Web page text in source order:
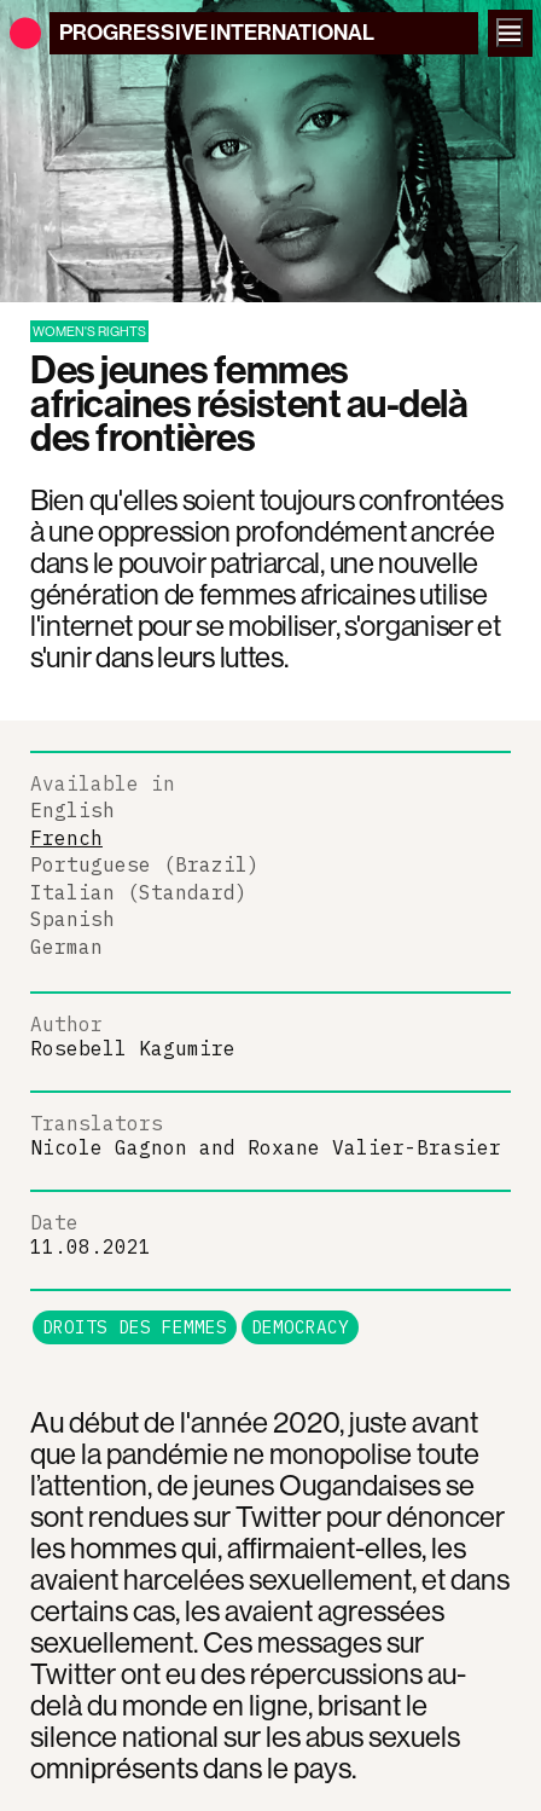
PROGRESSIVEINTERNATIONAL
WOMEN'S RIGHTS
Des jeunes femmes
africaines résistent au-delà
des frontières
Bien qu'elles soient toujours confrontées
à une oppression profondément ancrée
dans le pouvoir patriarcal, une nouvelle
génération de femmes africaines utilise
l'internet pour se mobiliser, s'organiser et
s'unir dans leurs luttes.
Au début de l'année 2020, juste avant
que la pandémie ne monopolise toute
l’attention, de jeunes Ougandaises se
sont rendues sur Twitter pour dénoncer
les hommes qui, affirmaient-elles, les
avaient harcelées sexuellement, et dans
certains cas, les avaient agressées
sexuellement. Ces messages sur
Twitter ont eu des répercussions au-
delà du monde en ligne, brisant le
silence national sur les abus sexuels
omniprésents dans le pays.
Available in
English
French
Portuguese (Brazil)
Italian (Standard)
Spanish
German
Author
Rosebell Kagumire
Translators
Nicole Gagnon and Roxane Valier-Brasier
Date
11.08.2021
DROITS DES FEMMES DEMOCRACY